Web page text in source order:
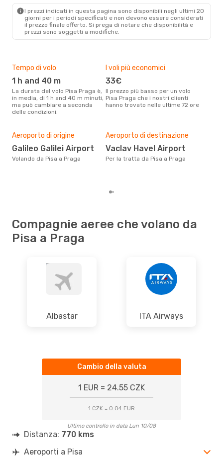
I prezzi indicati in questa pagina sono disponibili negli ultimi 20
giorni per i periodi specificati e non devono essere considerati
il ​​prezzo finale offerto. Si prega di notare che disponibilità e
prezzi sono soggetti a modifiche.
Tempo di volo
1 h and 40 m
La durata del volo Pisa Praga è,
in media, di 1 h and 40 m minuti,
ma può cambiare a seconda
delle condizioni.
I voli più economici
33€
Il prezzo più basso per un volo
Pisa Praga che i nostri clienti
hanno trovato nelle ultime 72 ore
Aeroporto di origine
Galileo Galilei Airport
Volando da Pisa a Praga
Aeroporto di destinazione
Vaclav Havel Airport
Per la tratta da Pisa a Praga
Compagnie aeree che volano da
Pisa a Praga
Albastar ITA Airways
Cambio della valuta
1 EUR = 24.55 CZK
1 CZK = 0.04 EUR
Ultimo controllo in data Lun 10/08
Distanza: 770 kms
Aeroporti a Pisa